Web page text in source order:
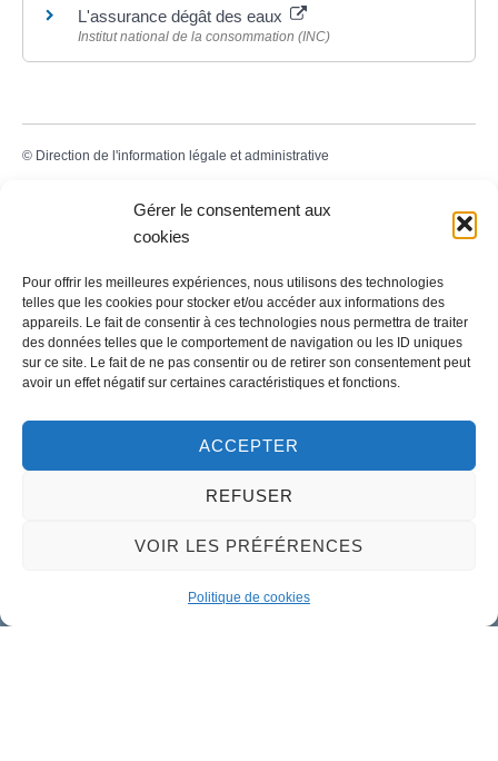
Gérer le consentement aux
cookies
Pour offrir les meilleures expériences, nous utilisons des technologies
telles que les cookies pour stocker et/ou accéder aux informations des
appareils. Le fait de consentir à ces technologies nous permettra de traiter
des données telles que le comportement de navigation ou les ID uniques
sur ce site. Le fait de ne pas consentir ou de retirer son consentement peut
avoir un effet négatif sur certaines caractéristiques et fonctions.
ACCEPTER
REFUSER
VOIR LES PRÉFÉRENCES
Politique de cookies
LA MAIRIE
32 rue du Général-de-Gaulle
45130 – Meung-sur-Loire
+33 (0)2 38 46 94 94
Nous contacter
L'assurance dégât des eaux
Institut national de la consommation (INC)
© Direction de l'information légale et administrative